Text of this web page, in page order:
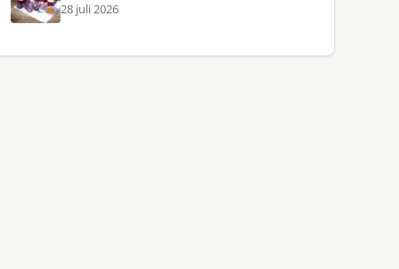
28 juli 2026